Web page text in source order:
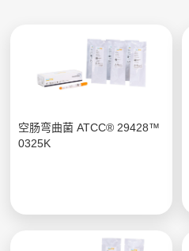
空肠弯曲菌 ATCC® 29428™
0325K